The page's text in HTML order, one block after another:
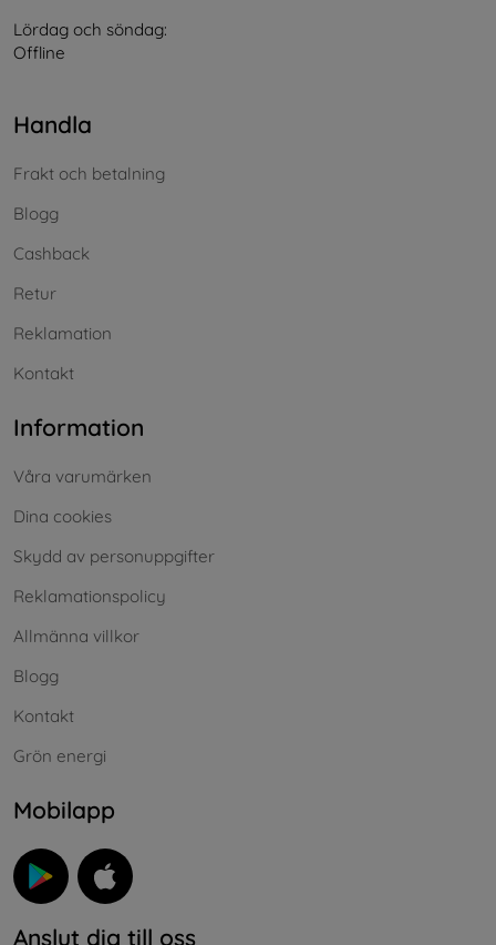
Lördag och söndag:
Offline
Handla
Frakt och betalning
Blogg
Cashback
Retur
Reklamation
Kontakt
Information
Våra varumärken
Dina cookies
Skydd av personuppgifter
Reklamationspolicy
Allmänna villkor
Blogg
Kontakt
Grön energi
Mobilapp
Anslut dig till oss